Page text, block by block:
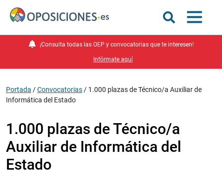
¡Consulta todas las OEP y convocatorias que te interesen!
Infórmate aquí
Portada /Convocatorias / 1.000 plazas de Técnico/a Auxiliar de
Informática del Estado
1.000 plazas de Técnico/a
Auxiliar de Informática del
Estado